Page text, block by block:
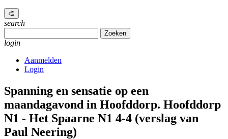
🎨
search
naar:
login
Aanmelden
Login
Spanning en sensatie op een
maandagavond in Hoofddorp. Hoofddorp
N1 - Het Spaarne N1 4-4 (verslag van
Paul Neering)